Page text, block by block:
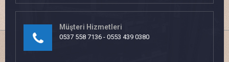
Müşteri Hizmetleri
0537 558 7136 - 0553 439 0380